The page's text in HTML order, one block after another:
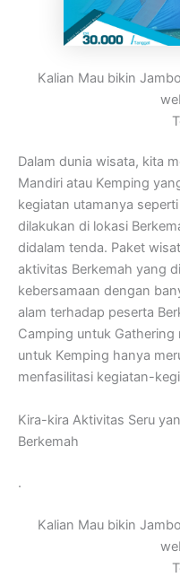
Kalian Mau bikin
Dalam dunia wisata, kita
Mandiri atau Kemping
kegiatan utamanya
dilakukan di lokasi
didalam tenda. Paket
aktivitas Berkemah yang
kebersamaan dengan
alam terhadap peserta
Camping untuk Gathering
untuk Kemping hanya
menfasilitasi kegiatan-
Kira-kira Aktivitas Seru
Berkemah
.
Kalian Mau bikin